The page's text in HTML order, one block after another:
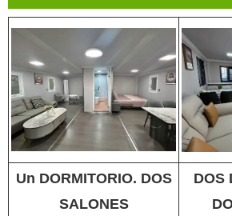
Un DORMITORIO. DOS
SALONES
DOS